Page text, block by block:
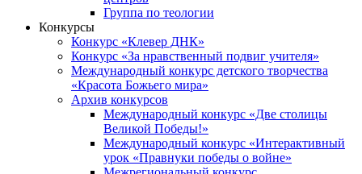
Группа по теологии
Конкурсы
Конкурс «Клевер ДНК»
Конкурс «За нравственный подвиг учителя»
Международный конкурс детского творчества
«Красота Божьего мира»
Архив конкурсов
Международный конкурс «Две столицы
Великой Победы!»
Международный конкурс «Интерактивный
урок «Правнуки победы о войне»